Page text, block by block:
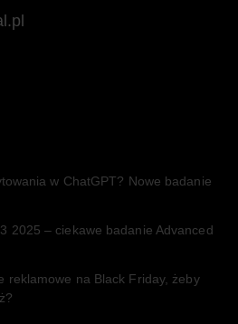
w ChatGPT? Nowe badanie
2025 – ciekawe badanie Advanced
reklamowe na Black Friday, żeby